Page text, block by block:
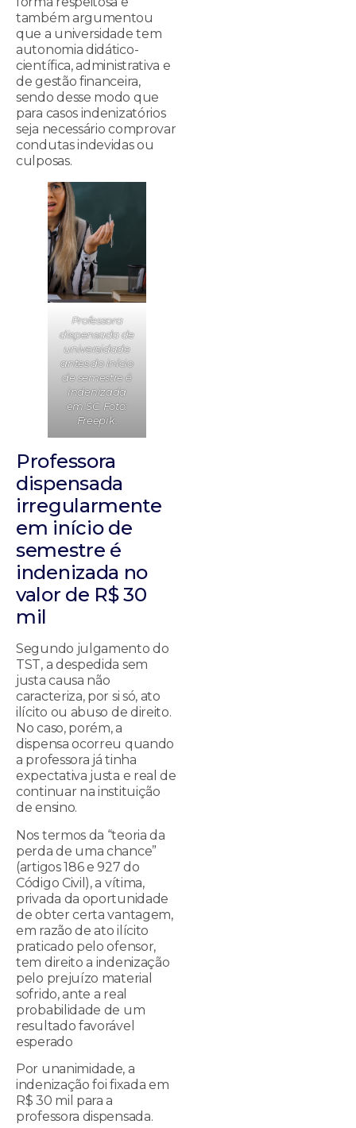
também argumentou
que a universidade tem
autonomia didático-
científica, administrativa e
de gestão financeira,
sendo desse modo que
para casos indenizatórios
seja necessário comprovar
condutas indevidas ou
culposas.
Professora
dispensada de
universidade
antes do início
de semestre é
indenizada
em SC. Foto:
Freepik.
Professora
dispensada
irregularmente
em início de
semestre é
indenizada no
valor de R$ 30
mil
Segundo julgamento do
TST, a despedida sem
justa causa não
caracteriza, por si só, ato
ilícito ou abuso de direito.
No caso, porém, a
dispensa ocorreu quando
a professora já tinha
expectativa justa e real de
continuar na instituição
de ensino.
Nos termos da “teoria da
perda de uma chance”
(artigos 186 e 927 do
Código Civil), a vítima,
privada da oportunidade
de obter certa vantagem,
em razão de ato ilícito
praticado pelo ofensor,
tem direito a indenização
pelo prejuízo material
sofrido, ante a real
probabilidade de um
resultado favorável
esperado
Por unanimidade, a
indenização foi fixada em
R$ 30 mil para a
professora dispensada.